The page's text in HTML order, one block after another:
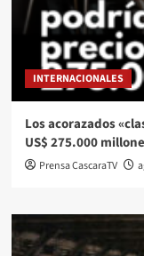
INTERNACIONALES
Los acorazados
US$ 275.000
Prensa CascaraTV